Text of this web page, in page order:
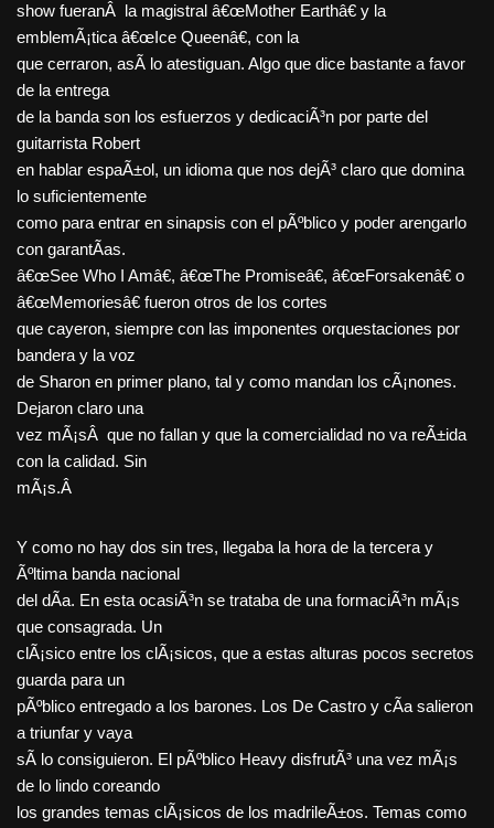
show fueranÂ la magistral â€œMother Earthâ€ y la
emblemÃ¡tica â€œIce Queenâ€, con la
que cerraron, asÃ­ lo atestiguan. Algo que dice bastante a favor
de la entrega
de la banda son los esfuerzos y dedicaciÃ³n por parte del
guitarrista Robert
en hablar espaÃ±ol, un idioma que nos dejÃ³ claro que domina
lo suficientemente
como para entrar en sinapsis con el pÃºblico y poder arengarlo
con garantÃ­as.
â€œSee Who I Amâ€, â€œThe Promiseâ€, â€œForsakenâ€ o
â€œMemoriesâ€ fueron otros de los cortes
que cayeron, siempre con las imponentes orquestaciones por
bandera y la voz
de Sharon en primer plano, tal y como mandan los cÃ¡nones.
Dejaron claro una
vez mÃ¡sÂ que no fallan y que la comercialidad no va reÃ±ida
con la calidad. Sin
mÃ¡s.Â
Y como no hay dos sin tres, llegaba la hora de la tercera y
Ãºltima banda nacional
del dÃ­a. En esta ocasiÃ³n se trataba de una formaciÃ³n mÃ¡s
que consagrada. Un
clÃ¡sico entre los clÃ¡sicos, que a estas alturas pocos secretos
guarda para un
pÃºblico entregado a los barones. Los De Castro y cÃ­a salieron
a triunfar y vaya
sÃ­ lo consiguieron. El pÃºblico Heavy disfrutÃ³ una vez mÃ¡s
de lo lindo coreando
los grandes temas clÃ¡sicos de los madrileÃ±os. Temas como